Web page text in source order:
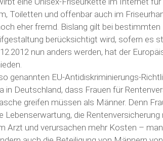
Toiletten und offenbar auch im
eher fremd. Bislang gilt bei
berücksichtigt wird, sofern es
nun anders werden, hat der
genannten EU-Antidiskriminierungs-
Deutschland, dass Frauen für
greifen müssen als Männer. Denn
Lebenserwartung, die
Arzt und verursachen mehr Kosten –